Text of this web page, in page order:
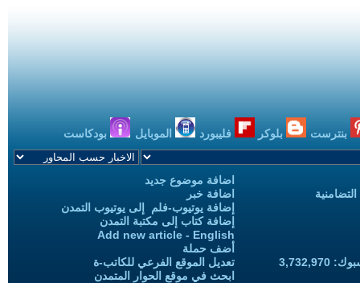
بنترست بلوكر فليبورد الموبايل بودكاست
اضافة موضوع جديد
اضافة خبر
إضافة يوتيوب-فلم إلى يوتيوب التمدن
إضافة كتاب إلى مكتبة التمدن
Add new article - English
أضف حملة
تعديل الموقع الفرعي للكاتب-ة
ابحث في موقع الحوار المتمدن